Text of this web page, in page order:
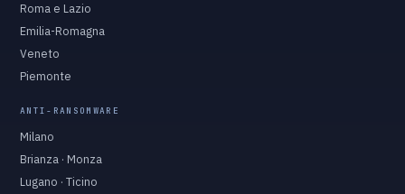
Roma e Lazio
Emilia-Romagna
Veneto
Piemonte
ANTI-RANSOMWARE
Milano
Brianza · Monza
Lugano · Ticino